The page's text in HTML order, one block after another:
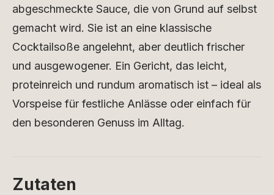
abgeschmeckte Sauce, die von Grund auf selbst
gemacht wird. Sie ist an eine klassische
Cocktailsoße angelehnt, aber deutlich frischer
und ausgewogener. Ein Gericht, das leicht,
proteinreich und rundum aromatisch ist – ideal als
Vorspeise für festliche Anlässe oder einfach für
den besonderen Genuss im Alltag.
Zutaten